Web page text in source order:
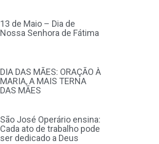
13 de Maio – Dia de
Nossa Senhora de Fátima
DIA DAS MÃES: ORAÇÃO À
MARIA, A MAIS TERNA
DAS MÃES
São José Operário ensina:
Cada ato de trabalho pode
ser dedicado a Deus